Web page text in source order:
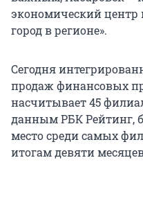
экономический центр
город в регионе».
Сегодня
продаж финансовых
насчитывает 45
данным РБК Рейтинг,
место среди самых
итогам девяти месяцев